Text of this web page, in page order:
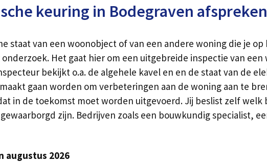
keuring in Bodegraven afspreken
staat van een woonobject of van een andere woning die je
Het gaat hier om een uitgebreide inspectie van een
bekijkt o.a. de algehele kavel en en de staat van de
gaan worden om verbeteringen aan de woning aan te
in de toekomst moet worden uitgevoerd. Jij beslist zelf
zijn. Bedrijven zoals een bouwkundig specialist,
augustus 2026